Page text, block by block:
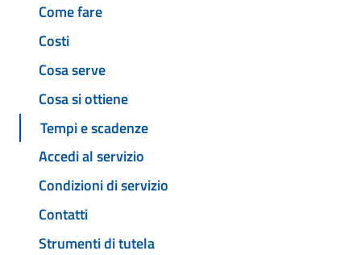
Come fare
Costi
Cosa serve
Cosa si ottiene
Tempi e scadenze
Accedi al servizio
Condizioni di servizio
Contatti
Strumenti di tutela